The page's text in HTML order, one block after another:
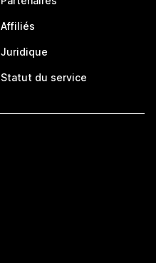
Affiliés
Juridique
Statut du service